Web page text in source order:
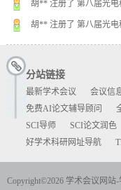
赵** 注册了 第十七届光
分站链接
最新学术会议 会议信
免费AI论文辅导顾问
SCI导师
SCI论文润色
好学术科研网址导航
Copyright©2026 学术会议网